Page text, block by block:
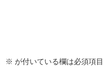
※ が付いている欄は必須項